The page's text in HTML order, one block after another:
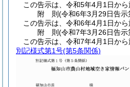
この告示は、令和5年4月1日から
附 則(令和6年3月29日告示
この告示は、令和6年4月1日から
附 則(令和7年3月26日告示
この告示は、令和7年4月1日から
別記様式第1号(第5条関係)